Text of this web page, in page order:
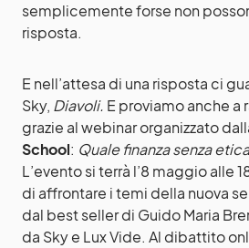
semplicemente forse non
risposta.
E nell’attesa di una risposta ci
Sky, Diavoli. E proviamo anche a
grazie al webinar organizzato
School: Quale finanza senza
L’evento si terrà l’8 maggio alle
di affrontare i temi della nuova
dal best seller di Guido Maria
da Sky e Lux Vide. Al dibattito